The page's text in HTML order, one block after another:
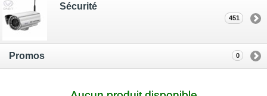
Sécurité
451
Promos 0